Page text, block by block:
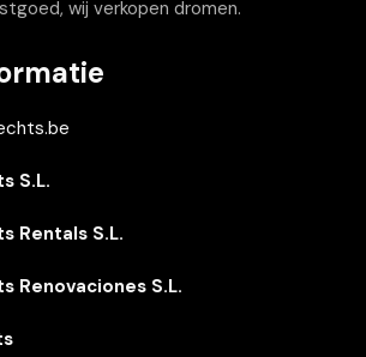
wij verkopen dromen.
S.L.
Rentals S.L.
Renovaciones S.L.